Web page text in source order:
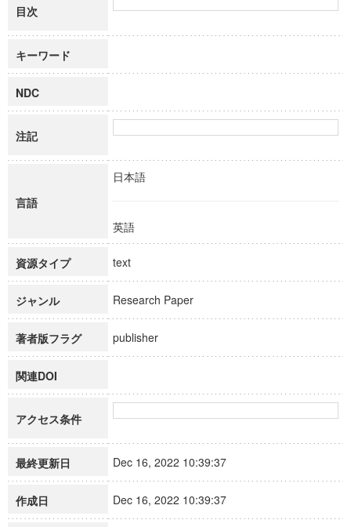
目次
キーワード
NDC
注記
言語
日本語
英語
資源タイプ text
ジャンル Research Paper
著者版フラグ publisher
関連DOI
アクセス条件
最終更新日 Dec 16, 2022 10:39:37
作成日 Dec 16, 2022 10:39:37